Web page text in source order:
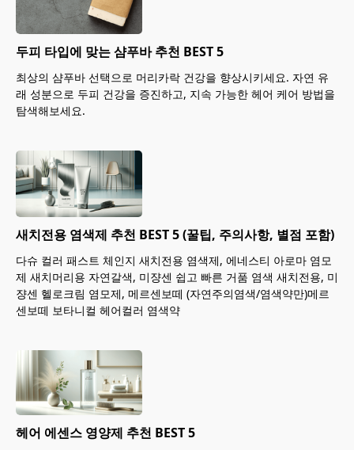
두피 타입에 맞는 샴푸바 추천 BEST 5
최상의 샴푸바 선택으로 머리카락 건강을 향상시키세요. 자연 유
래 성분으로 두피 건강을 증진하고, 지속 가능한 헤어 케어 방법을
탐색해보세요.
새치전용 염색제 추천 BEST 5 (꿀팁, 주의사항, 별점 포함)
다슈 컬러 패스트 체인지 새치전용 염색제, 에네스티 아로마 염모
제 새치머리용 자연갈색, 미쟝센 쉽고 빠른 거품 염색 새치전용, 미
쟝센 헬로크림 염모제, 메르센보떼 (자연주의염색/염색약만)메르
센보떼 보타니컬 헤어컬러 염색약
헤어 에센스 영양제 추천 BEST 5